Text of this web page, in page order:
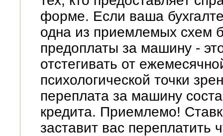
форме. Если ваша
одна из приемлемых схем
предоплаты за машину -
отстегивать от
психологической точки
переплата за машину
кредита. Приемлемо!
заставит вас